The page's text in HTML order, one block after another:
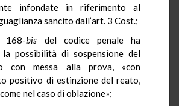
infondate in riferimento al
sancito dall’art. 3 Cost.;
168-bis del codice penale ha
possibilità di sospensione del
con messa alla prova, «con
positivo di estinzione del reato,
nel caso di oblazione»;